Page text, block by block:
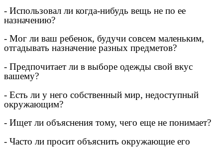
- Использовал ли когда-нибудь вещь не по ее
назначению?
- Мог ли ваш ребенок, будучи совсем маленьким,
отгадывать назначение разных предметов?
- Предпочитает ли в выборе одежды свой вкус
вашему?
- Есть ли у него собственный мир, недоступный
окружающим?
- Ищет ли объяснения тому, чего еще не понимает?
- Часто ли просит объяснить окружающие его